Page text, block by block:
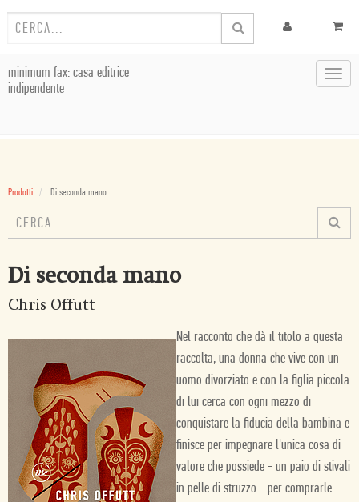
minimum fax: casa editrice
indipendente
Prodotti Di seconda mano
Di seconda mano
Chris Offutt
Nel racconto che dà il titolo a questa
raccolta, una donna che vive con un
uomo divorziato e con la figlia piccola
di lui cerca con ogni mezzo di
conquistare la fiducia della bambina e
finisce per impegnare l'unica cosa di
valore che possiede - un paio di stivali
in pelle di struzzo - per comprarle